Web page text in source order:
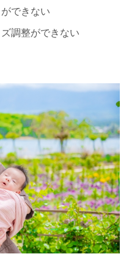
できない
調整ができない